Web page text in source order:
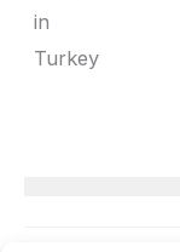
in
Turkey